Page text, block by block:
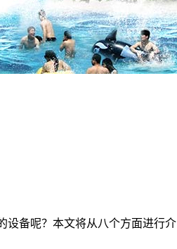
设备呢？本文将从八个方面进行介